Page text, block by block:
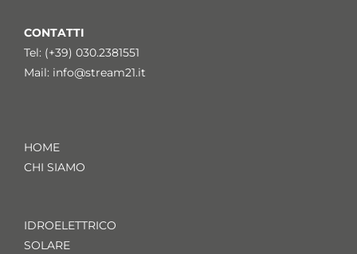
CONTATTI
Tel: (+39) 030.2381551
Mail: info@stream21.it
HOME
CHI SIAMO
IDROELETTRICO
SOLARE